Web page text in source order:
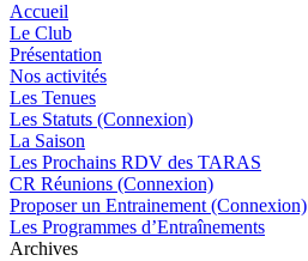
Accueil
Le Club
Présentation
Nos activités
Les Tenues
Les Statuts (Connexion)
La Saison
Les Prochains RDV des TARAS
CR Réunions (Connexion)
Proposer un Entrainement (Connexion)
Les Programmes d’Entraînements
Archives